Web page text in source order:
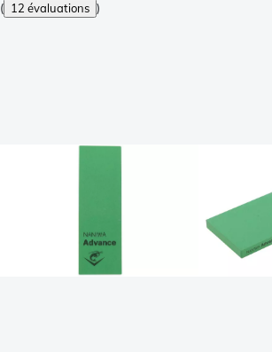
( 12 évaluations )